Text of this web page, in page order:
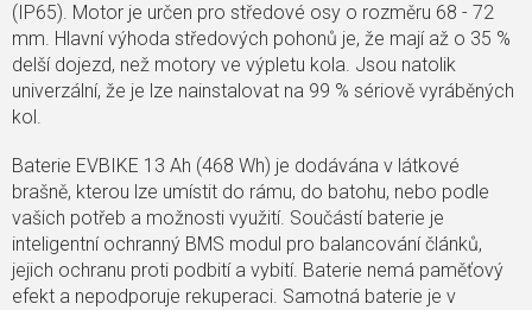
(IP65). Motor je určen pro středové osy o rozměru 68 - 72
mm. Hlavní výhoda středových pohonů je, že mají až o 35 %
delší dojezd, než motory ve výpletu kola. Jsou natolik
univerzální, že je lze nainstalovat na 99 % sériově vyráběných
kol.
Baterie EVBIKE 13 Ah (468 Wh) je dodávána v látkové
brašně, kterou lze umístit do rámu, do batohu, nebo podle
vašich potřeb a možnosti využití. Součástí baterie je
inteligentní ochranný BMS modul pro balancování článků,
jejich ochranu proti podbití a vybití. Baterie nemá paměťový
efekt a nepodporuje rekuperaci. Samotná baterie je v